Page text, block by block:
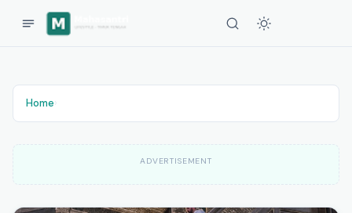
Home›
ADVERTISEMENT